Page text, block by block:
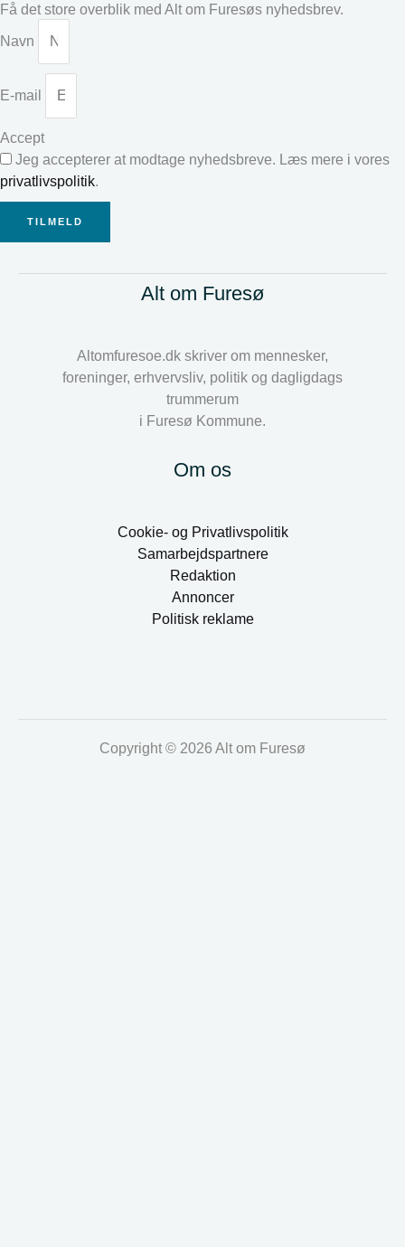
Få det store overblik med Alt om Furesøs nyhedsbrev.
Navn
E-mail
Accept
Jeg accepterer at modtage nyhedsbreve. Læs mere i vores
privatlivspolitik.
TILMELD
Alt om Furesø
Altomfuresoe.dk skriver om mennesker,
foreninger, erhvervsliv, politik og dagligdags
trummerum
i Furesø Kommune.
Om os
Cookie- og Privatlivspolitik
Samarbejdspartnere
Redaktion
Annoncer
Politisk reklame
Copyright © 2026 Alt om Furesø